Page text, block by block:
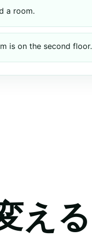
a room.
is on the second floor.
える